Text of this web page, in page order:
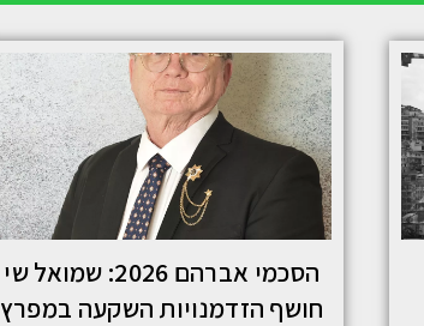
הסכמי אברהם 2026: שמואל שי
חושף הזדמנויות השקעה במפרץ